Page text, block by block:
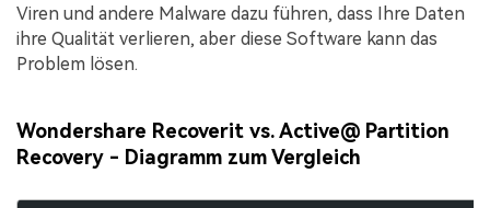
Viren und andere Malware dazu führen, dass Ihre Daten
ihre Qualität verlieren, aber diese Software kann das
Problem lösen.
Wondershare Recoverit vs. Active@ Partition
Recovery - Diagramm zum Vergleich